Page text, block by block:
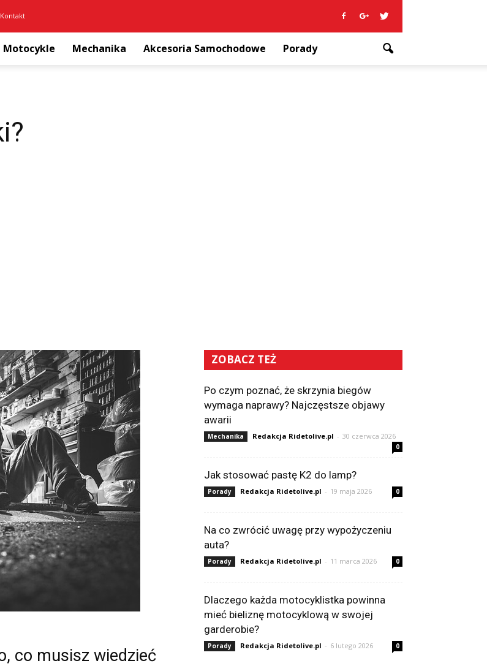
Kontakt
Motocykle Mechanika Akcesoria Samochodowe Porady
co musisz wiedzieć
ZOBACZ TEŻ
Po czym poznać, że skrzynia biegów
wymaga naprawy? Najczęstsze objawy
awarii
Mechanika Redakcja Ridetolive.pl - 30 czerwca 2026
0
Jak stosować pastę K2 do lamp?
Porady Redakcja Ridetolive.pl - 19 maja 2026 0
Na co zwrócić uwagę przy wypożyczeniu
auta?
Porady Redakcja Ridetolive.pl - 11 marca 2026 0
Dlaczego każda motocyklistka powinna
mieć bieliznę motocyklową w swojej
garderobie?
Porady Redakcja Ridetolive.pl - 6 lutego 2026 0